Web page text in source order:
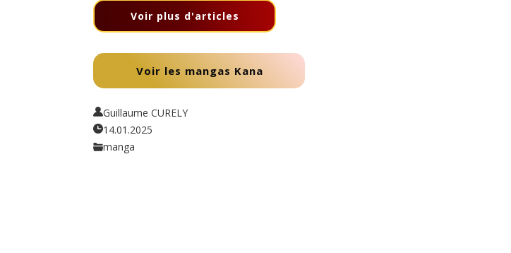
Voir plus d'articles
Voir les mangas Kana
Guillaume CURELY
14.01.2025
manga